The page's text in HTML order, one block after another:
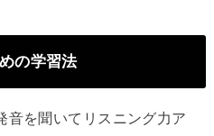
の学習法
音を聞いてリスニング力ア